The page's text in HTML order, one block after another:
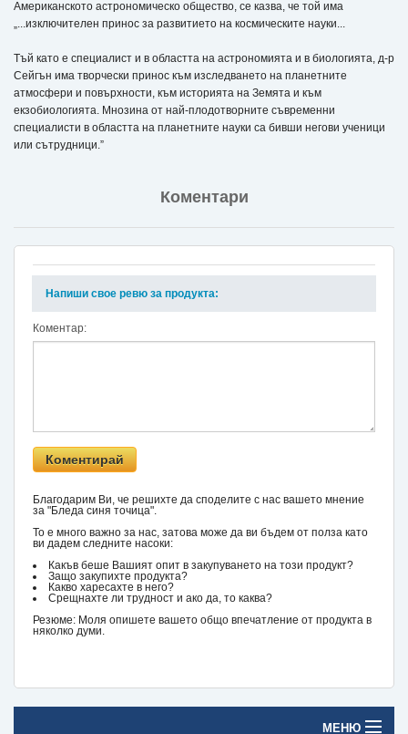
Американското астрономическо общество, се казва, че той има
„...изключителен принос за развитието на космическите науки...
Тъй като е специалист и в областта на астрономията и в биологията, д-р
Сейгън има творчески принос към изследването на планетните
атмосфери и повърхности, към историята на Земята и към
екзобиологията. Мнозина от най-плодотворните съвременни
специалисти в областта на планетните науки са бивши негови ученици
или сътрудници.”
Коментари
Напиши свое ревю за продукта:
Коментар:
Благодарим Ви, че решихте да споделите с нас вашето мнение
за "Бледа синя точица".
То е много важно за нас, затова може да ви бъдем от полза като
ви дадем следните насоки:
Какъв беше Вашият опит в закупуването на този продукт?
Защо закупихте продукта?
Какво харесахте в него?
Срещнахте ли трудност и ако да, то каква?
Резюме: Моля опишете вашето общо впечатление от продукта в
няколко думи.
МЕНЮ